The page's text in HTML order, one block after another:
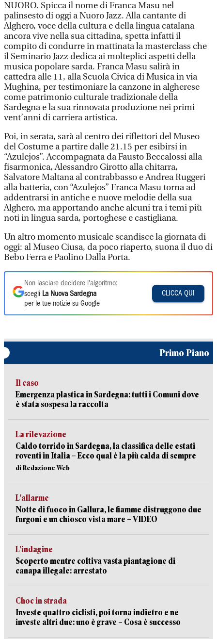
NUORO. Spicca il nome di Franca Masu nel
palinsesto di oggi a Nuoro Jazz. Alla cantante di
Alghero, voce della cultura e della lingua catalana
ancora vive nella sua cittadina, spetta infatti il
compito di condurre in mattinata la masterclass che
il Seminario Jazz dedica ai molteplici aspetti della
musica popolare sarda. Franca Masu salirà in
cattedra alle 11, alla Scuola Civica di Musica in via
Mughina, per testimoniare la canzone in algherese
come patrimonio culturale tradizionale della
Sardegna e la sua rinnovata produzione nei primi
vent’anni di carriera artistica.
Poi, in serata, sarà al centro dei riflettori del Museo
del Costume a partire dalle 21.15 per esibirsi in
“Azulejos”. Accompagnata da Fausto Beccalossi alla
fisarmonica, Alessandro Girotto alla chitarra,
Salvatore Maltana al contrabbasso e Andrea Ruggeri
alla batteria, con “Azulejos” Franca Masu torna ad
addentrarsi in antiche e nuove melodie della sua
Alghero, ma apportando anche alcuni tra i temi più
noti in lingua sarda, portoghese e castigliana.
Un altro momento musicale scandisce la giornata di
oggi: al Museo Ciusa, da poco riaperto, suona il duo di
Bebo Ferra e Paolino Dalla Porta.
Non lasciare decidere l'algoritmo:
scegli La Nuova Sardegna
per le tue notizie su Google
CLICCA QUI
Primo Piano
Il caso
Emergenza plastica in Sardegna: tutti i Comuni dove
è stata sospesa la raccolta
La rilevazione
Caldo torrido in Sardegna, la classifica delle estati
roventi in Italia – Ecco qual è la più calda di sempre
di Redazione Web
L’allarme
Notte di fuoco in Gallura, le fiamme distruggono due
furgoni e un chiosco vista mare – VIDEO
L’indagine
Scoperto mentre coltiva vasta piantagione di
canapa illegale: arrestato
Choc in strada
Investe quattro ciclisti, poi torna indietro e ne
investe altri due: uno è grave – Cosa è successo